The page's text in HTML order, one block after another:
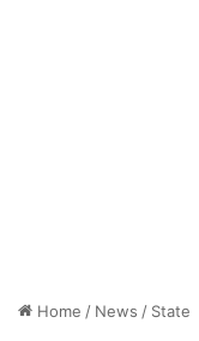
Home / News / State